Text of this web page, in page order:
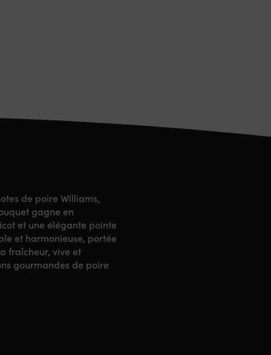
de poire Williams,
gagne en
et une élégante pointe
et harmonieuse, portée
fraîcheur, vive et
gourmandes de poire